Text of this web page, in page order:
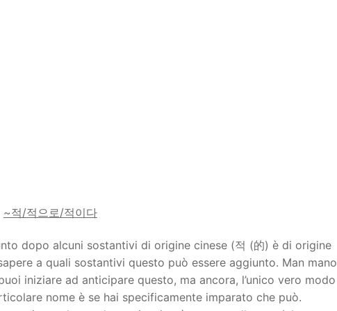
~적/적으로/적이다
dopo alcuni sostantivi di origine cinese (적 (的) è di origine
a quali sostantivi questo può essere aggiunto. Man mano
iniziare ad anticipare questo, ma ancora, l’unico vero modo
nome è se hai specificamente imparato che può.